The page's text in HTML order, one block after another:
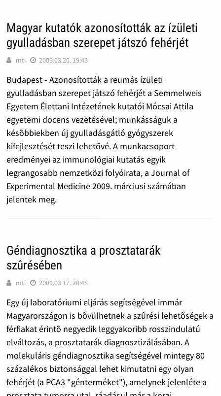
Magyar kutatók azonosították az ízületi
gyulladásban szerepet játszó fehérjét
mti 2009.03.20. 19:43
Budapest - Azonosították a reumás ízületi
gyulladásban szerepet játszó fehérjét a Semmelweis
Egyetem Élettani Intézetének kutatói Mócsai Attila
egyetemi docens vezetésével; munkásságuk a
késõbbiekben új gyulladásgátló gyógyszerek
kifejlesztését teszi lehetõvé. A munkacsoport
eredményei az immunológiai kutatás egyik
legrangosabb nemzetközi folyóirata, a Journal of
Experimental Medicine 2009. márciusi számában
jelentek meg.
Géndiagnosztika a prosztatarák
szûrésében
mti 2009.03.17. 20:48
Egy új laboratóriumi eljárás segítségével immár
Magyarországon is bõvülhetnek a szûrési lehetõségek a
férfiakat érintõ negyedik leggyakoribb rosszindulatú
elváltozás, a prosztatarák diagnosztizálásában. A
molekuláris géndiagnosztika segítségével mintegy 80
százalékos biztonsággal lehet kimutatni egy olyan
fehérjét (a PCA3 "génterméket"), amelynek jelenléte a